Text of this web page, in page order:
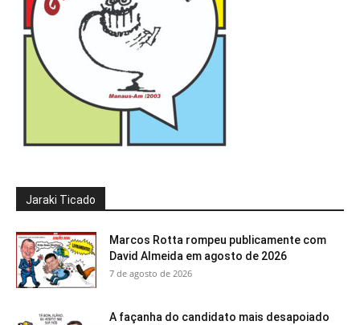
Jaraki Ticado
Marcos Rotta rompeu publicamente com
David Almeida em agosto de 2026
7 de agosto de 2026
A façanha do candidato mais desapoiado